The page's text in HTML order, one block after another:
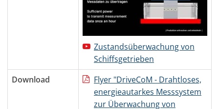
Zustandsüberwachung von
Schiffsgetrieben
Download
Flyer "DriveCoM - Drahtloses,
energieautarkes Messsystem
zur Überwachung von